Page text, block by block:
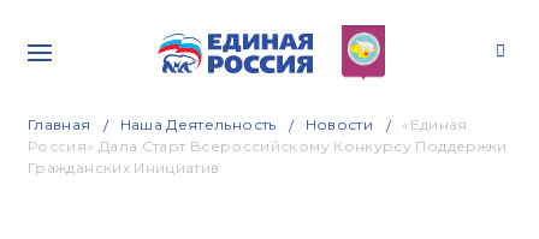
Главная Наша Деятельность Новости
«Единая
Россия» Дала Старт Всероссийскому Конкурсу Поддержки
Гражданских Инициатив